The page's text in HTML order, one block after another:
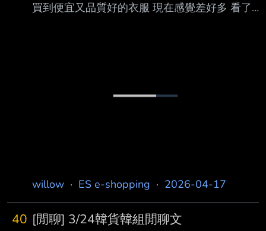
買到便宜又品質好的衣服 現在感覺差好多 看了
willow · ES e-shopping · 2026-04-17
40 [閒聊] 3/24韓貨韓組閒聊文